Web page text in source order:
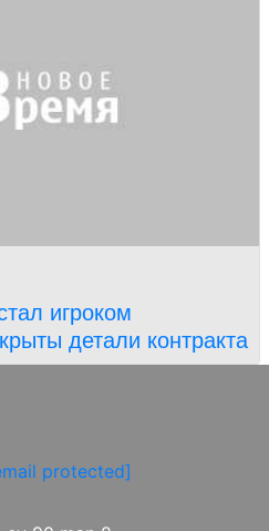
игроком
детали контракта
protected]